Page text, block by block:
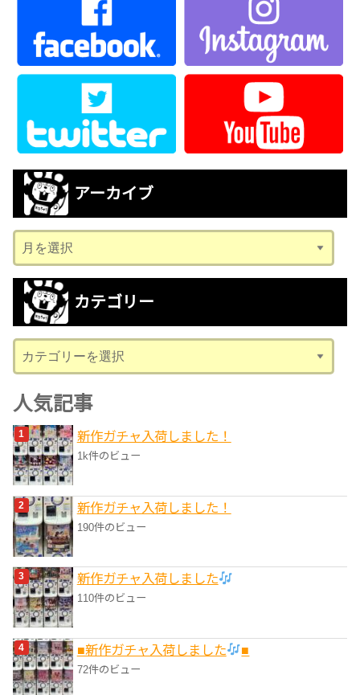
アーカイブ
ー
カ
ブ
カテゴリー
テ
ゴ
リ
ー
人気記事
新作ガチャ入荷しました！
1k件のビュー
新作ガチャ入荷しました！
190件のビュー
新作ガチャ入荷しました
110件のビュー
■新作ガチャ入荷しました ■
72件のビュー